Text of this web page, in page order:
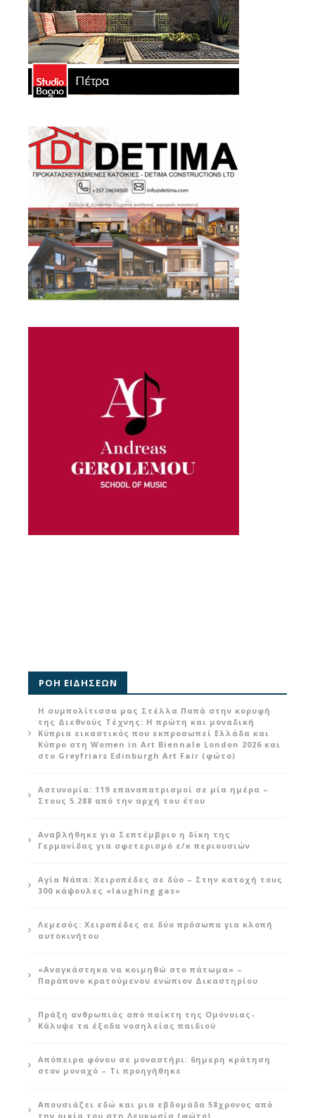
ΡΟΗ ΕΙΔΗΣΕΩΝ
Η συμπολίτισσα μας Στέλλα Παπά στην κορυφή
της Διεθνούς Τέχνης: Η πρώτη και μοναδική
Κύπρια εικαστικός που εκπροσωπεί Ελλάδα και
Κύπρο στη Women in Art Biennale London 2026 και
στο Greyfriars Edinburgh Art Fair (φώτο)
Αστυνομία: 119 επαναπατρισμοί σε μία ημέρα –
Στους 5.288 από την αρχή του έτου
Αναβλήθηκε για Σεπτέμβριο η δίκη της
Γερμανίδας για σφετερισμό ε/κ περιουσιών
Αγία Νάπα: Χειροπέδες σε δύο – Στην κατοχή τους
300 κάψουλες «laughing gas»
Λεμεσός: Χειροπέδες σε δύο πρόσωπα για κλοπή
αυτοκινήτου
«Αναγκάστηκα να κοιμηθώ στο πάτωμα» –
Παράπονο κρατούμενου ενώπιον Δικαστηρίου
Πράξη ανθρωπιάς από παίκτη της Ομόνοιας-
Κάλυψε τα έξοδα νοσηλείας παιδιού
Απόπειρα φόνου σε μοναστήρι: 6ημερη κράτηση
στον μοναχό – Τι προηγήθηκε
Απουσιάζει εδώ και μια εβδομάδα 58χρονος από
την οικία του στη Λευκωσία (φώτο)